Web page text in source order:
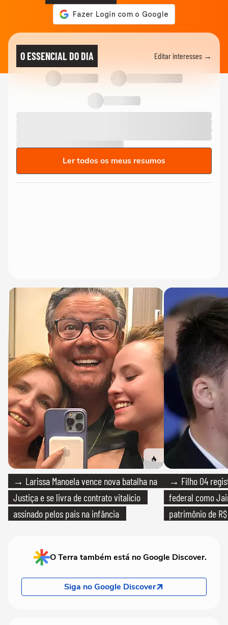
O ESSENCIAL DO DIA Editar interesses →
Ler todos os meus resumos
→ Larissa Manoela vence nova batalha na
Justiça e se livra de contrato vitalício
assinado pelos pais na infância
→ Filho 04
federal como
patrimônio de
O Terra também está no Google Discover.
Siga no Google Discover